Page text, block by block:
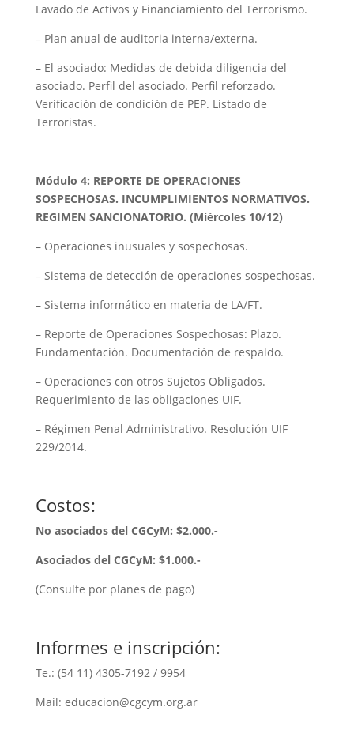
Lavado de Activos y Financiamiento del Terrorismo.
– Plan anual de auditoria interna/externa.
– El asociado: Medidas de debida diligencia del
asociado. Perfil del asociado. Perfil reforzado.
Verificación de condición de PEP. Listado de
Terroristas.
Módulo 4: REPORTE DE OPERACIONES
SOSPECHOSAS. INCUMPLIMIENTOS NORMATIVOS.
REGIMEN SANCIONATORIO. (Miércoles 10/12)
– Operaciones inusuales y sospechosas.
– Sistema de detección de operaciones sospechosas.
– Sistema informático en materia de LA/FT.
– Reporte de Operaciones Sospechosas: Plazo.
Fundamentación. Documentación de respaldo.
– Operaciones con otros Sujetos Obligados.
Requerimiento de las obligaciones UIF.
– Régimen Penal Administrativo. Resolución UIF
229/2014.
Costos:
No asociados del CGCyM: $2.000.-
Asociados del CGCyM: $1.000.-
(Consulte por planes de pago)
Informes e inscripción:
Te.: (54 11) 4305-7192/ 9954
Mail: educacion@cgcym.org.ar